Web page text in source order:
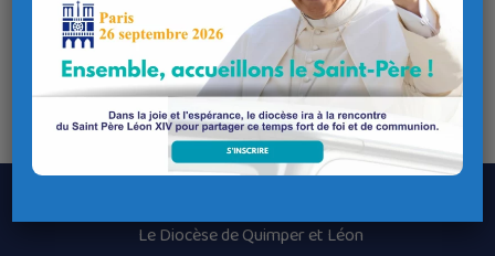
Samedi 5 juillet, 9h30-17h.
Dimanche 6 juillet, 9h-16h.
Accueil avec hébergement possible au carmel de Morlaix
(prévenir 8 jours à l’avance).
Le Diocèse de Quimper et Léon